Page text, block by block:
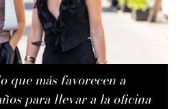
que más favorecen a
para llevar a la oficina